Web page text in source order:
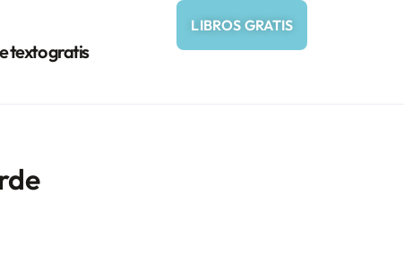
texto gratis
LIBROS GRATIS